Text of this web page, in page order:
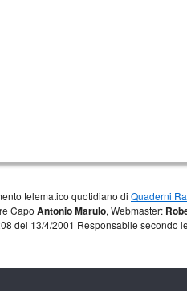
telematico quotidiano di Quaderni
Capo Antonio Marulo, Webmaster:
del 13/4/2001 Responsabile secondo